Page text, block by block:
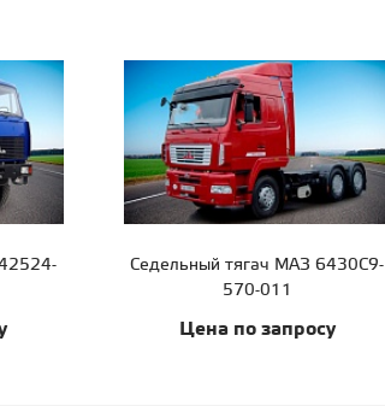
Седельный тягач МАЗ 6430С9-
570-011
Цена по запросу